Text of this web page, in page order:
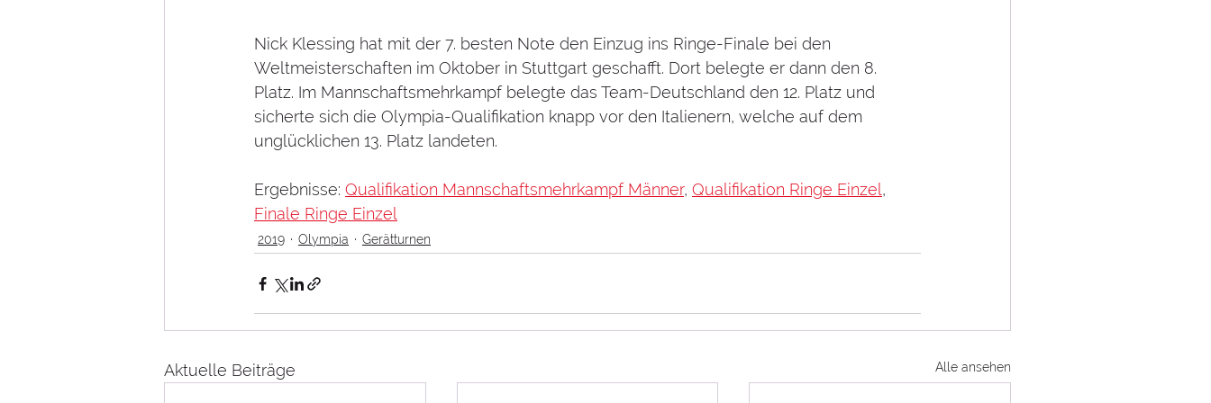
Nick Klessing hat mit der 7. besten Note den Einzug ins Ringe-Finale bei den
Weltmeisterschaften im Oktober in Stuttgart geschafft. Dort belegte er dann den 8.
Platz. Im Mannschaftsmehrkampf belegte das Team-Deutschland den 12. Platz und
sicherte sich die Olympia-Qualifikation knapp vor den Italienern, welche auf dem
unglücklichen 13. Platz landeten.
Ergebnisse: Qualifikation Mannschaftsmehrkampf Männer, Qualifikation Ringe Einzel,
Finale Ringe Einzel
2019 Olympia Gerätturnen
Aktuelle Beiträge Alle ansehen